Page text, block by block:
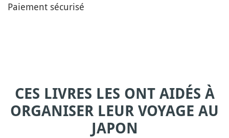
Paiement sécurisé
CES LIVRES LES ONT AIDÉS À
ORGANISER LEUR VOYAGE AU
JAPON